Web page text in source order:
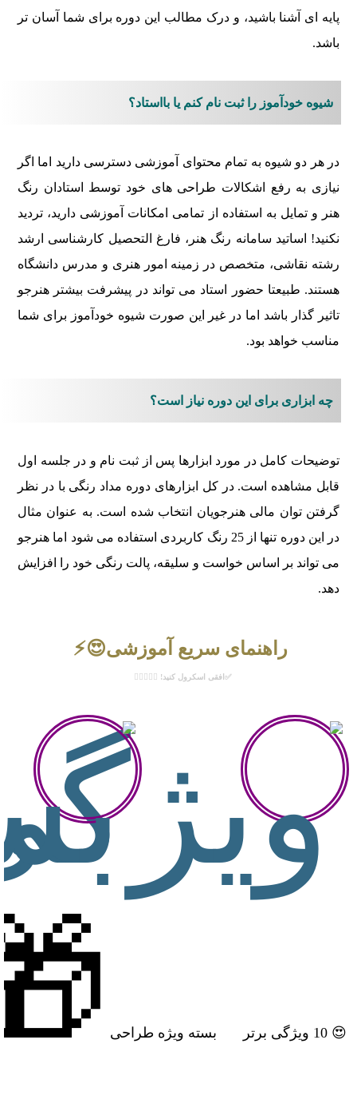
پایه ای آشنا باشید، و درک مطالب این دوره برای شما آسان تر
باشد.
شیوه خودآموز را ثبت نام کنم یا بااستاد؟
در هر دو شیوه به تمام محتوای آموزشی دسترسی دارید اما اگر
نیازی به رفع اشکالات طراحی های خود توسط استادان رنگ
هنر و تمایل به استفاده از تمامی امکانات آموزشی دارید، تردید
نکنید! اساتید سامانه رنگ هنر، فارغ التحصیل کارشناسی ارشد
رشته نقاشی، متخصص در زمینه امور هنری و مدرس دانشگاه
هستند. طبیعتا حضور استاد می تواند در پیشرفت بیشتر هنرجو
تاثیر گذار باشد اما در غیر این صورت شیوه خودآموز برای شما
مناسب خواهد بود.
چه ابزاری برای این دوره نیاز است؟
توضیحات کامل در مورد ابزارها پس از ثبت نام و در جلسه اول
قابل مشاهده است. در کل ابزارهای دوره مداد رنگی با در نظر
گرفتن توان مالی هنرجویان انتخاب شده است. به عنوان مثال
در این دوره تنها از 25 رنگ کاربردی استفاده می شود اما هنرجو
می تواند بر اساس خواست و سلیقه، پالت رنگی خود را افزایش
دهد.
راهنمای سریع آموزشی😍⚡️
✅افقی اسکرول کنید! 👉🏻😉👈🏻
😍 10 ویژگی برتر بسته ویژه طراحی